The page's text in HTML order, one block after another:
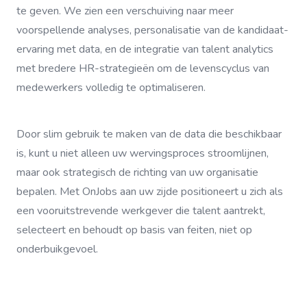
te geven. We zien een verschuiving naar meer
voorspellende analyses, personalisatie van de kandidaat-
ervaring met data, en de integratie van talent analytics
met bredere HR-strategieën om de levenscyclus van
medewerkers volledig te optimaliseren.
Door slim gebruik te maken van de data die beschikbaar
is, kunt u niet alleen uw wervingsproces stroomlijnen,
maar ook strategisch de richting van uw organisatie
bepalen. Met OnJobs aan uw zijde positioneert u zich als
een vooruitstrevende werkgever die talent aantrekt,
selecteert en behoudt op basis van feiten, niet op
onderbuikgevoel.